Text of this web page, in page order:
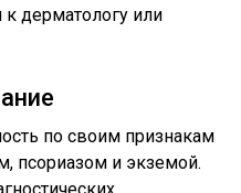
к дерматологу или
по своим признакам
псориазом и экземой.